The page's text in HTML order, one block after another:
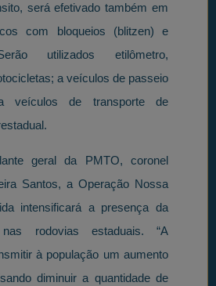
será efetivado também em
com bloqueios (blitzen) e
utilizados etilômetro,
a veículos de passeio
veículos de transporte de
geral da PMTO, coronel
Santos, a Operação Nossa
intensificará a presença da
rodovias estaduais. “A
à população um aumento
diminuir a quantidade de